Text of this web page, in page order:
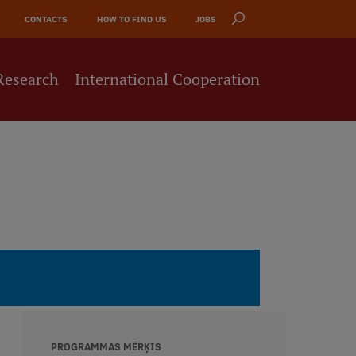
CONTACTS HOW TO FIND US JOBS
International Cooperation
PROGRAMMAS MĒRĶIS